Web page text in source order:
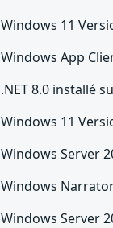
Windows 11
Windows App
.NET 8.0 installé
Windows 11
Windows Server
Windows
Windows Server